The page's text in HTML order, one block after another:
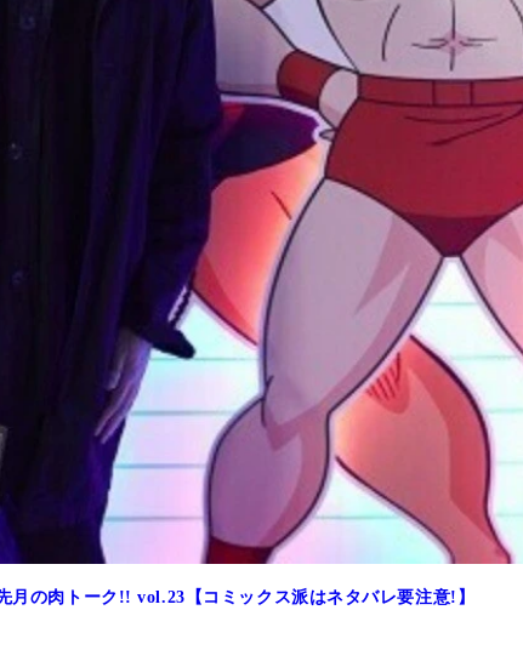
月の肉トーク!! vol.23【コミックス派はネタバレ要注意!】